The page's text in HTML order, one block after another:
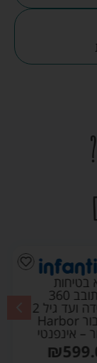
בטיחות
מסתובב 360
מלידה ועד גיל 12
הרבור Harbor
– אינפנטי
₪